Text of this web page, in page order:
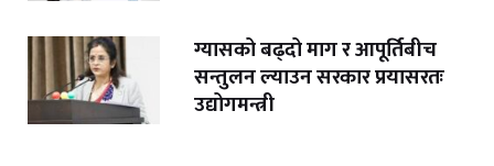
ग्यासको बढ्दो माग र आपूर्तिबीच
सन्तुलन ल्याउन सरकार प्रयासरतः
उद्योगमन्त्री